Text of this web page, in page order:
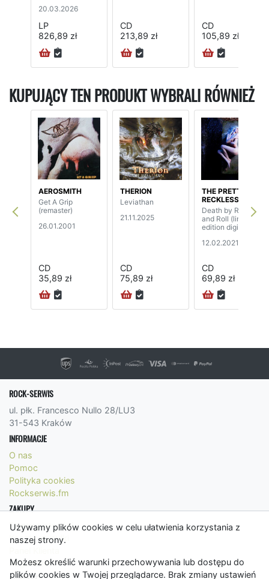
Używamy plików cookies w celu ułatwienia korzystania z
naszej strony.
Możesz określić warunki przechowywania lub dostępu do
plików cookies w Twojej przeglądarce. Brak zmiany ustawień
20.03.2026
LP
826,89 zł
CD
213,89 zł
CD
105,89 zł
KUPUJĄCY TEN PRODUKT WYBRALI RÓWNIEŻ
AEROSMITH
Get A Grip
(remaster)
26.01.2001
CD
35,89 zł
THERION
Leviathan
21.11.2025
CD
75,89 zł
THE PRETTY
RECKLESS
Death by Rock
and Roll (limited
edition digipak)
12.02.2021
CD
69,89 zł
ROCK-SERWIS
ul. płk. Francesco Nullo 28/LU3
31-543 Kraków
INFORMACJE
O nas
Pomoc
Polityka cookies
Rockserwis.fm
ZAKUPY
Formy płatności
Koszty wysyłki
Regulamin